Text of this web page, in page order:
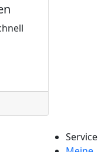
Service